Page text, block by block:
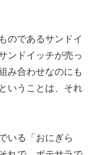
のであるサンドイ
ンドイッチが売っ
み合わせなのにも
いうことは、それ
いる「おにぎら